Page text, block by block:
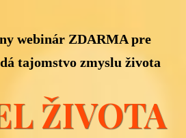
webinár ZDARMA pre
tajomstvo zmyslu života
ŽIVOTA